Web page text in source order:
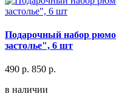
Подарочный набор
застолье", 6 шт
490 р. 850 р.
в наличии